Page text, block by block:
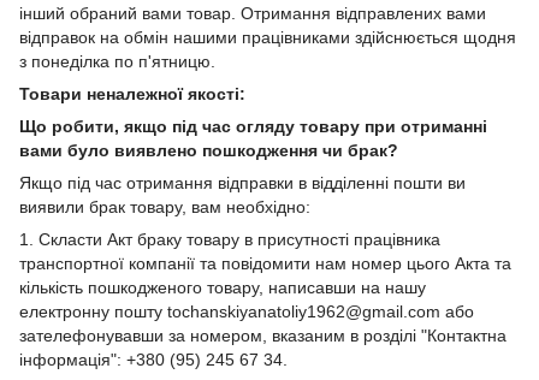
інший обраний вами товар. Отримання відправлених вами
відправок на обмін нашими працівниками здійснюється щодня
з понеділка по п'ятницю.
Товари неналежної якості:
Що робити, якщо під час огляду товару при отриманні
вами було виявлено пошкодження чи брак?
Якщо під час отримання відправки в відділенні пошти ви
виявили брак товару, вам необхідно:
1. Скласти Акт браку товару в присутності працівника
транспортної компанії та повідомити нам номер цього Акта та
кількість пошкодженого товару, написавши на нашу
електронну пошту tochanskiyanatoliy1962@gmail.com або
зателефонувавши за номером, вказаним в розділі "Контактна
інформація": +380 (95) 245 67 34.